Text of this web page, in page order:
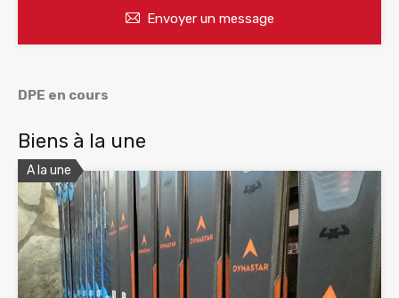
Envoyer un message
DPE en cours
Biens à la une
A la une